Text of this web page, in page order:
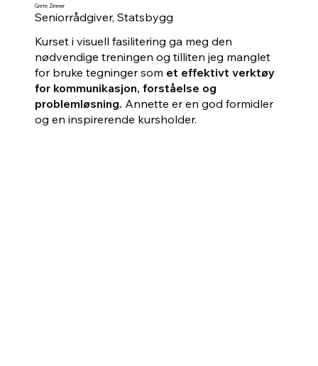
Grete Zimmer
Seniorrådgiver, Statsbygg
Kurset i visuell fasilitering ga meg den
nødvendige treningen og tilliten jeg manglet
for bruke tegninger som et effektivt verktøy
for kommunikasjon, forståelse og
problemløsning. Annette er en god formidler
og en inspirerende kursholder.